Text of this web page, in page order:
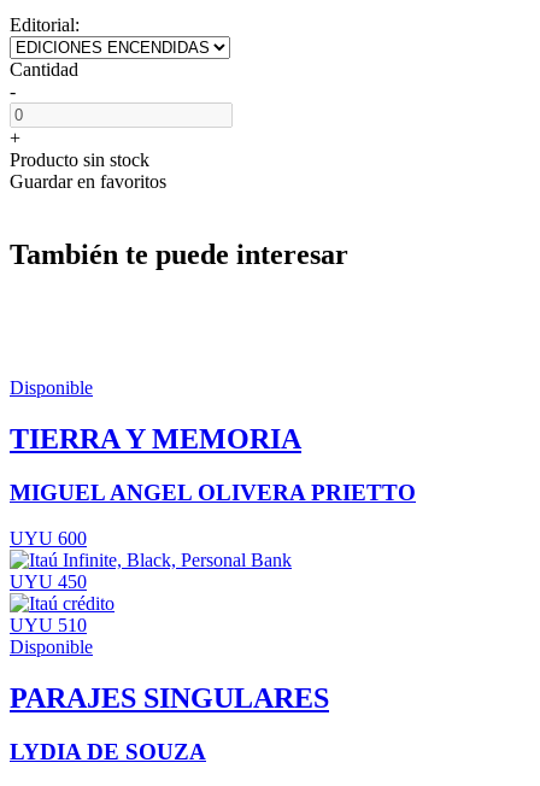
Editorial:
Cantidad
-
+
Producto sin stock
Guardar en favoritos
También te puede interesar
Disponible
TIERRA Y MEMORIA
MIGUEL ANGEL OLIVERA PRIETTO
UYU 600
UYU 450
UYU 510
Disponible
PARAJES SINGULARES
LYDIA DE SOUZA